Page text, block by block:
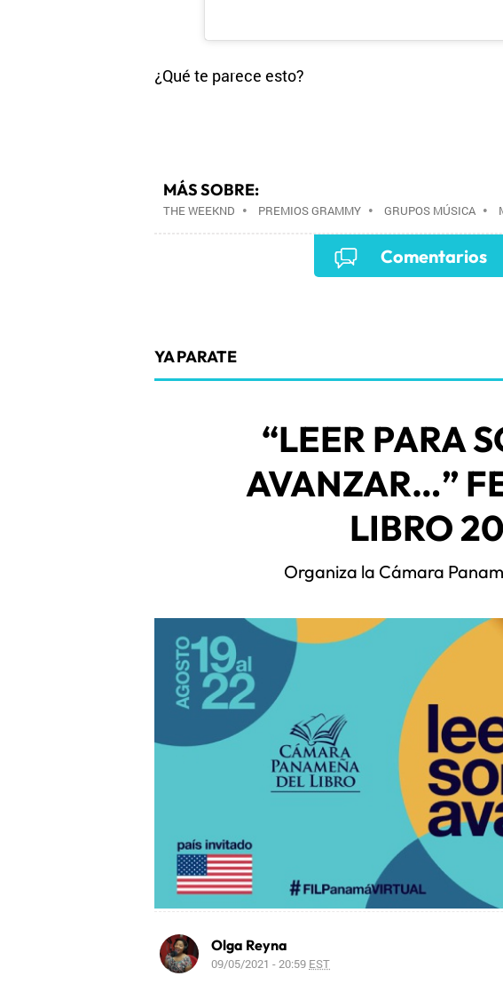
¿Qué te parece esto?
MÁS SOBRE:
THE WEEKND • PREMIOS GRAMMY• GRUPOS MÚSICA•
Comentarios
YA PARATE
“LEER PARA
AVANZAR…”
LIBRO
Organiza la Cámara
Olga Reyna
09/05/2021 - 20:59 EST